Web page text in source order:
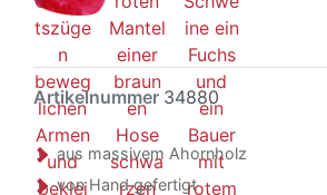
Artikelnummer 34880
aus massivem Ahornholz
von Hand gefertigt